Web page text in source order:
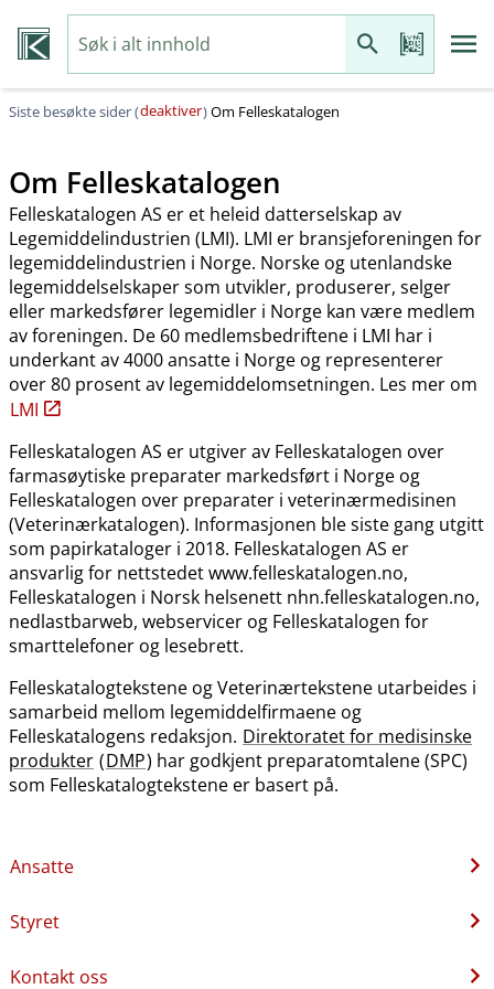
Siste besøkte sider (deaktiver)Om Felleskatalogen
Om Felleskatalogen
Felleskatalogen AS er et heleid datterselskap av
Legemiddelindustrien (LMI). LMI er bransjeforeningen for
legemiddelindustrien i Norge. Norske og utenlandske
legemiddelselskaper som utvikler, produserer, selger
eller markedsfører legemidler i Norge kan være medlem
av foreningen. De 60 medlemsbedriftene i LMI har i
underkant av 4000 ansatte i Norge og representerer
over 80 prosent av legemiddelomsetningen. Les mer om
LMI
Felleskatalogen AS er utgiver av Felleskatalogen over
farmasøytiske preparater markedsført i Norge og
Felleskatalogen over preparater i veterinærmedisinen
(Veterinærkatalogen). Informasjonen ble siste gang utgitt
som papirkataloger i 2018. Felleskatalogen AS er
ansvarlig for nettstedet www.felleskatalogen.no,
Felleskatalogen i Norsk helsenett nhn.felleskatalogen.no,
nedlastbarweb, webservicer og Felleskatalogen for
smarttelefoner og lesebrett.
Felleskatalogtekstene og Veterinærtekstene utarbeides i
samarbeid mellom legemiddelfirmaene og
Felleskatalogens redaksjon. Direktoratet for medisinske
produkter (DMP) har godkjent preparatomtalene (SPC)
som Felleskatalogtekstene er basert på.
Ansatte
Styret
Kontakt oss